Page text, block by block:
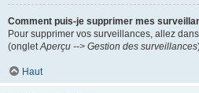
Comment puis-je supprimer mes
Pour supprimer vos surveillances, allez
(ongletAperçu --> Gestion des surveillances
Haut